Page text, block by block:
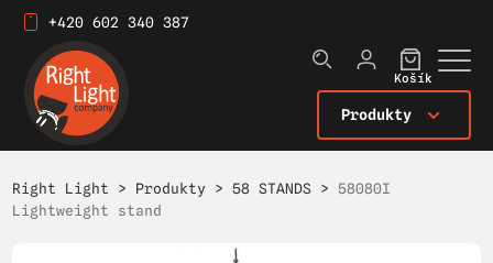
+420 602 340 387
Produkty
Košík
Right Light > Produkty >58 STANDS >58080I
Lightweight stand